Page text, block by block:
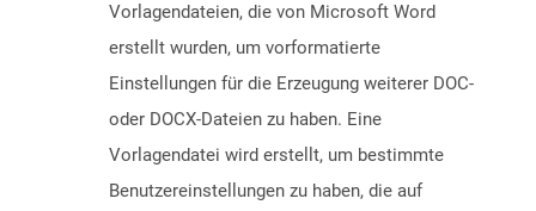
Vorlagendateien, die von Microsoft Word
erstellt wurden, um vorformatierte
Einstellungen für die Erzeugung weiterer DOC-
oder DOCX-Dateien zu haben. Eine
Vorlagendatei wird erstellt, um bestimmte
Benutzereinstellungen zu haben, die auf